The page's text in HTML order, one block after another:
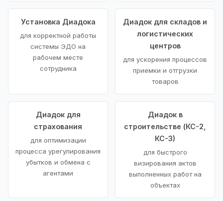
Установка Диадока
для корректной работы
системы ЭДО на
рабочем месте
сотрудника
Диадок для складов и
логистических
центров
для ускорения процессов
приемки и отгрузки
товаров
Диадок для
страхования
для оптимизации
процесса урегулирования
убытков и обмена с
агентами
Диадок в
строительстве (КС-2,
КС-3)
для быстрого
визирования актов
выполненных работ на
объектах